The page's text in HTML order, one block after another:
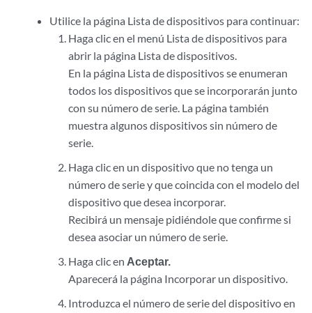
Utilice la página Lista de dispositivos para continuar:
Haga clic en el menú Lista de dispositivos para
abrir la página Lista de dispositivos.
En la página Lista de dispositivos se enumeran
todos los dispositivos que se incorporarán junto
con su número de serie. La página también
muestra algunos dispositivos sin número de
serie.
Haga clic en un dispositivo que no tenga un
número de serie y que coincida con el modelo del
dispositivo que desea incorporar.
Recibirá un mensaje pidiéndole que confirme si
desea asociar un número de serie.
Haga clic en Aceptar.
Aparecerá la página Incorporar un dispositivo.
Introduzca el número de serie del dispositivo en